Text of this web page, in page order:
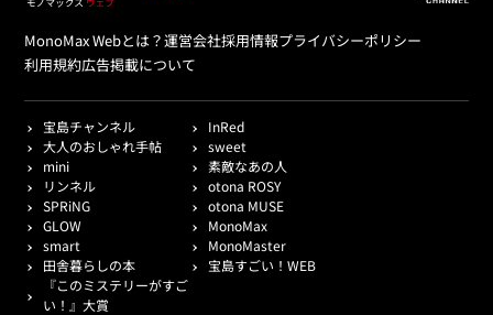
MonoMax Webとは？運営会社採用情報プライバシーポリシー
利用規約広告掲載について
宝島チャンネル
InRed
大人のおしゃれ手帖
sweet
mini
素敵なあの人
リンネル
otona ROSY
SPRiNG
otona MUSE
GLOW
MonoMax
smart
MonoMaster
田舎暮らしの本
宝島すごい！WEB
『このミステリーがすご
い！』大賞